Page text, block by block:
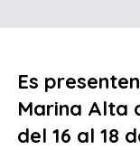
Es
Marina Alta
del 16 al 18